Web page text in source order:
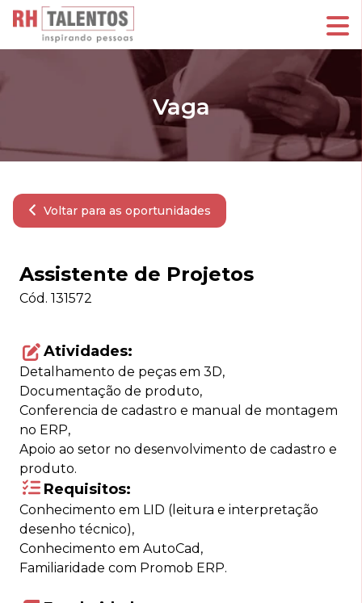
Vaga
Voltar para as oportunidades
Assistente de Projetos
Cód. 131572
Atividades:
Detalhamento de peças em 3D,
Documentação de produto,
Conferencia de cadastro e manual de montagem
no ERP,
Apoio ao setor no desenvolvimento de cadastro e
produto.
Requisitos:
Conhecimento em LID (leitura e interpretação
desenho técnico),
Conhecimento em AutoCad,
Familiaridade com Promob ERP.